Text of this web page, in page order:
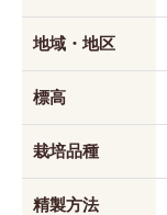
地域・地区
標高
栽培品種
精製方法